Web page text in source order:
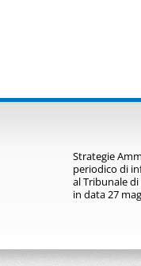
Strategie
periodico di
al Tribunale
in data 27